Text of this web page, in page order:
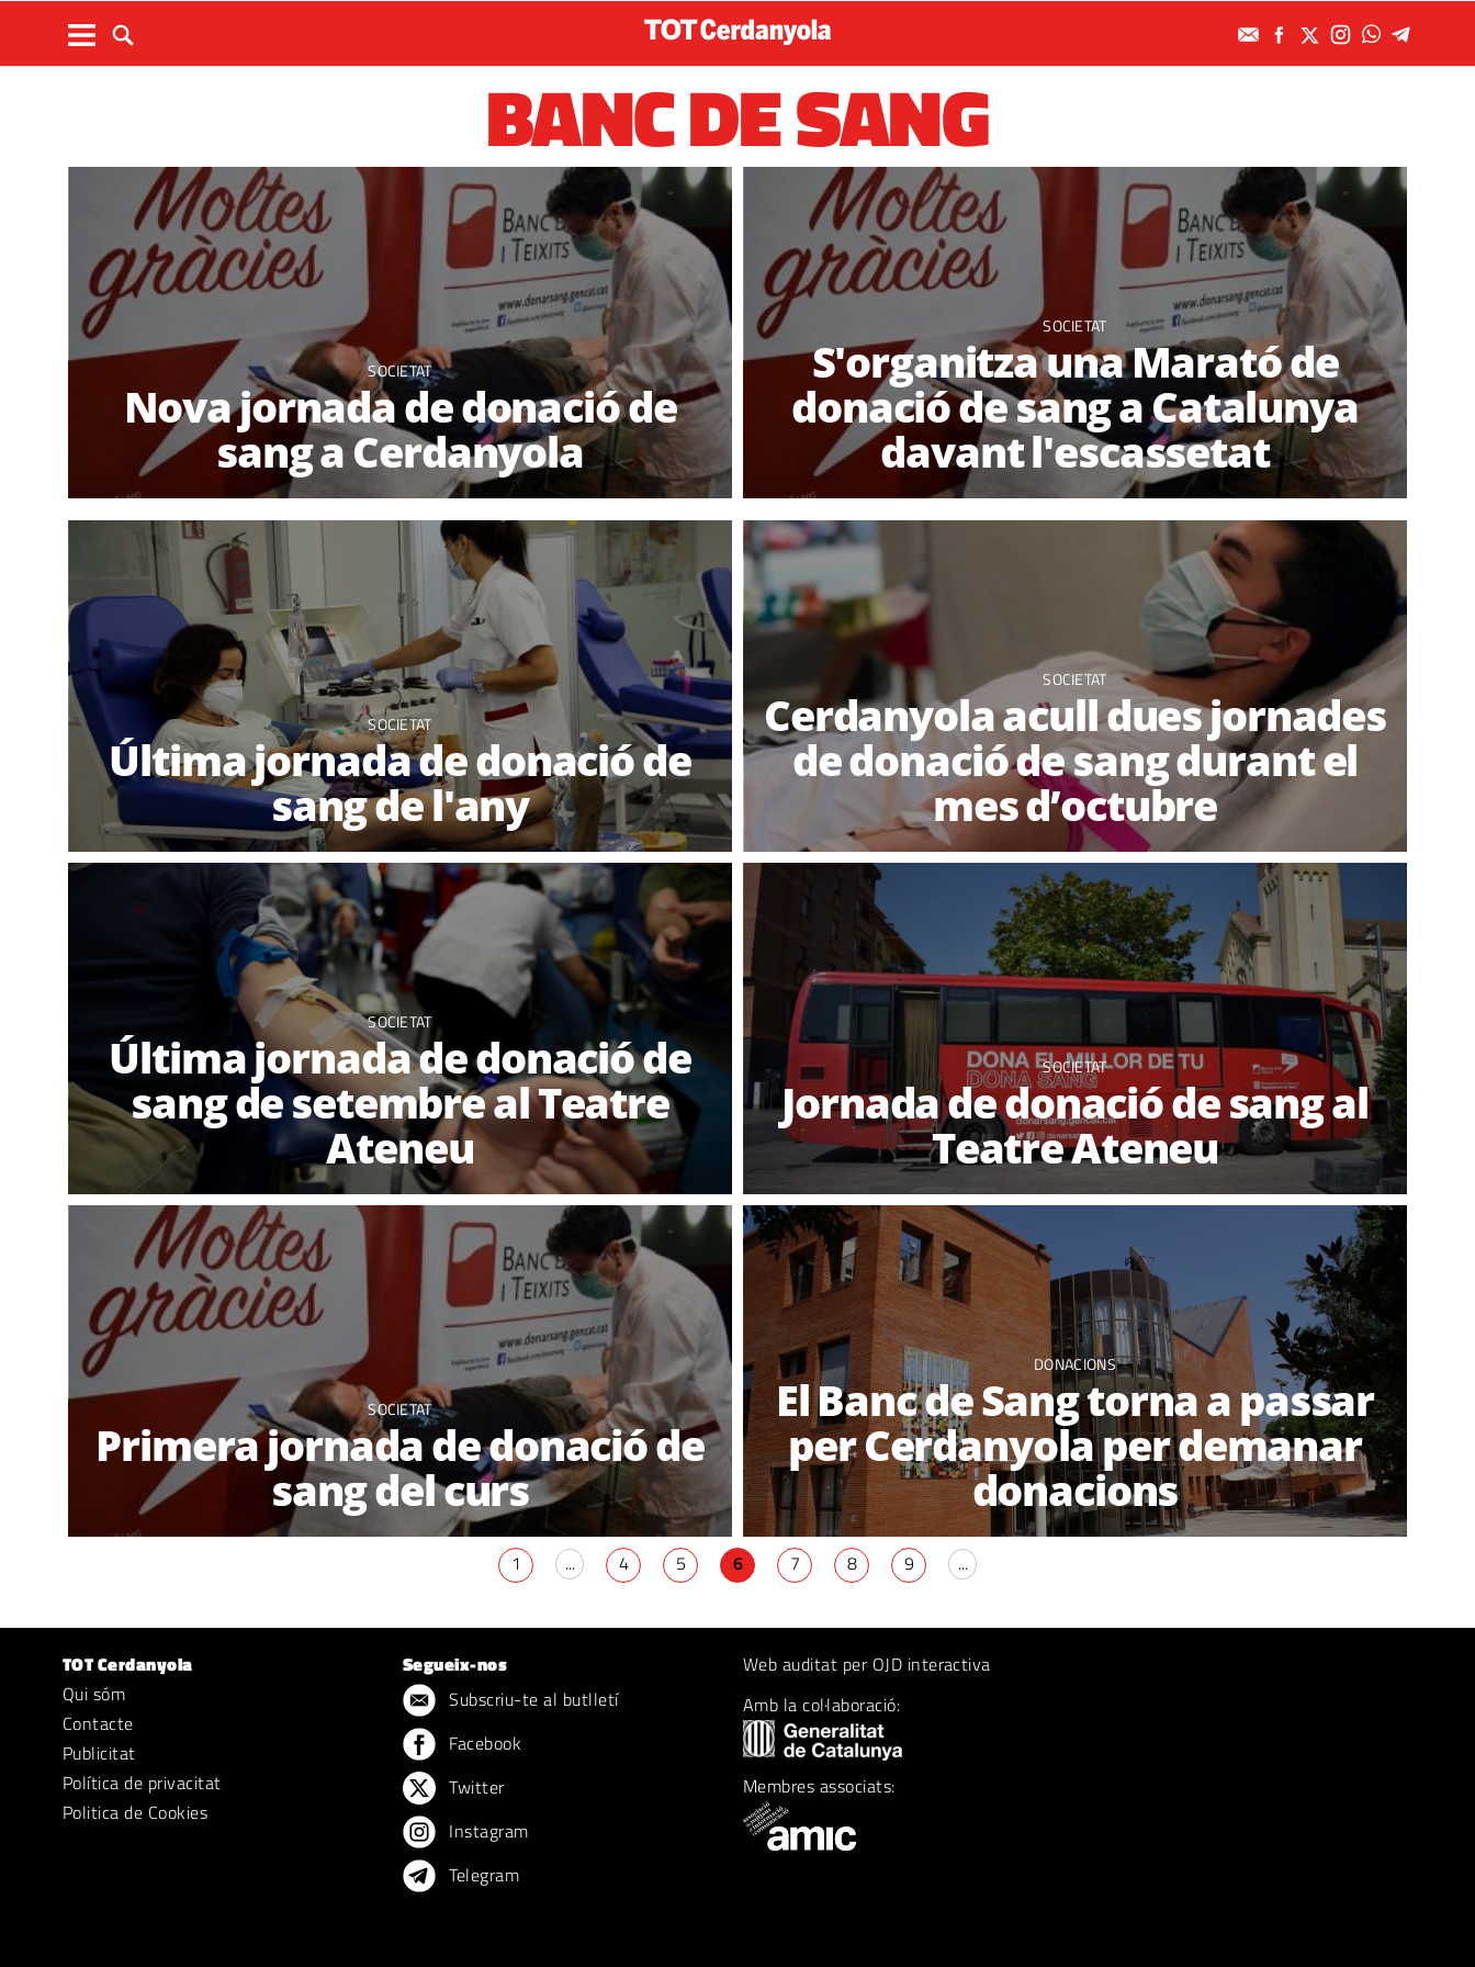
BANC DE SANG
SOCIETAT
Nova jornada de donació de
sang a Cerdanyola
SOCIETAT
S'organitza una Marató de
donació de sang a Catalunya
davant l'escassetat
SOCIETAT
Última jornada de donació de
sang de l'any
SOCIETAT
Cerdanyola acull dues jornades
de donació de sang durant el
mes d’octubre
SOCIETAT
Última jornada de donació de
sang de setembre al Teatre
Ateneu
SOCIETAT
Jornada de donació de sang al
Teatre Ateneu
SOCIETAT
Primera jornada de donació de
sang del curs
DONACIONS
El Banc de Sang torna a passar
per Cerdanyola per demanar
donacions
1 ... 4 5 6 7 8 9 ...
TOT Cerdanyola
Qui sóm
Contacte
Publicitat
Política de privacitat
Politica de Cookies
Segueix-nos
Subscriu-te al butlletí
Facebook
Twitter
Instagram
Telegram
Web auditat per OJD interactiva
Amb la col·laboració:
Membres associats: